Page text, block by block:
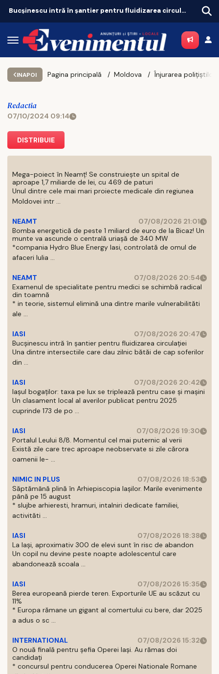
Bucșinescu intră în șantier pentru fluidizarea circulației
INAPOI Pagina principală Moldova
Redactia
07/10/2024 09:14
DISTRIBUIE
Mega-poiect în Neamț! Se construiește un spital de
aproape 1,7 miliarde de lei, cu 469 de paturi
Unul dintre cele mai mari proiecte medicale din regiunea
Moldovei intr ...
NEAMT
07/08/2026 21:01
Bomba energetică de peste 1 miliard de euro de la Bicaz! Un
munte va ascunde o centrală uriașă de 340 MW
*compania Hydro Blue Energy Iasi, controlată de omul de
afaceri Iulia ...
NEAMT
07/08/2026 20:54
Examenul de specialitate pentru medici se schimbă radical
din toamnă
* in teorie, sistemul elimină una dintre marile vulnerabilităti
ale ...
IASI
07/08/2026 20:47
Bucșinescu intră în șantier pentru fluidizarea circulației
Una dintre intersectiile care dau zilnic bătăi de cap soferilor
din ...
IASI
07/08/2026 20:42
Iașul bogaților: taxa pe lux se triplează pentru case și mașini
Un clasament local al averilor publicat pentru 2025
cuprinde 173 de po ...
IASI
07/08/2026 19:30
Portalul Leului 8/8. Momentul cel mai puternic al verii
Există zile care trec aproape neobservate si zile cărora
oamenii le- ...
NIMIC IN PLUS
07/08/2026 18:53
Săptămână plină în Arhiepiscopia Iașilor. Marile evenimente
până pe 15 august
* slujbe arhieresti, hramuri, intalniri dedicate familiei,
activităti ...
IASI
07/08/2026 18:38
La Iași, aproximativ 300 de elevi sunt în risc de abandon
Un copil nu devine peste noapte adolescentul care
abandonează scoala ...
IASI
07/08/2026 15:35
Berea europeană pierde teren. Exporturile UE au scăzut cu
11%
* Europa rămane un gigant al comertului cu bere, dar 2025
a adus o sc ...
INTERNATIONAL
07/08/2026 15:32
O nouă finală pentru șefia Operei Iași. Au rămas doi
candidați
* concursul pentru conducerea Operei Nationale Romane